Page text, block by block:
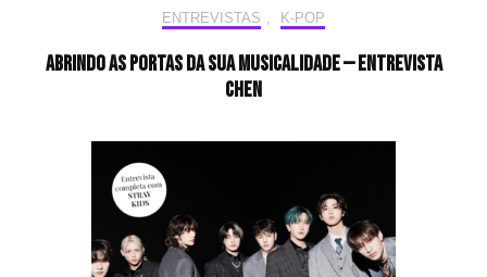
ENTREVISTAS K-POP
Abrindo as portas da sua musicalidade — Entrevista
CHEN